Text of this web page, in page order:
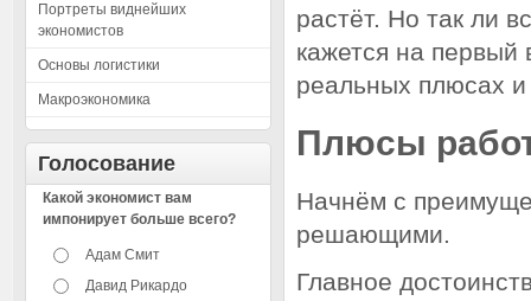
Портреты виднейших
экономистов
Основы логистики
Макроэкономика
Голосование
Какой экономист вам
импонирует больше всего?
Адам Смит
Давид Рикардо
растёт. Но так ли
кажется на первый
реальных плюсах
Плюсы
Начнём с
решающими.
Главное